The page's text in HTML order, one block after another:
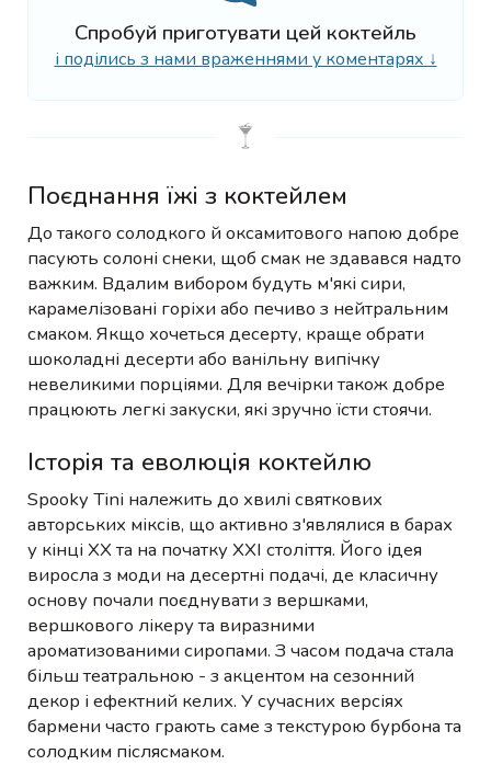
Спробуй приготувати цей коктейль
і поділись з нами враженнями у коментарях ↓
Поєднання їжі з коктейлем
До такого солодкого й оксамитового напою добре
пасують солоні снеки, щоб смак не здавався надто
важким. Вдалим вибором будуть м'які сири,
карамелізовані горіхи або печиво з нейтральним
смаком. Якщо хочеться десерту, краще обрати
шоколадні десерти або ванільну випічку
невеликими порціями. Для вечірки також добре
працюють легкі закуски, які зручно їсти стоячи.
Історія та еволюція коктейлю
Spooky Tini належить до хвилі святкових
авторських міксів, що активно з'являлися в барах
у кінці XX та на початку XXI століття. Його ідея
виросла з моди на десертні подачі, де класичну
основу почали поєднувати з вершками,
вершкового лікеру та виразними
ароматизованими сиропами. З часом подача стала
більш театральною - з акцентом на сезонний
декор і ефектний келих. У сучасних версіях
бармени часто грають саме з текстурою бурбона та
солодким післясмаком.